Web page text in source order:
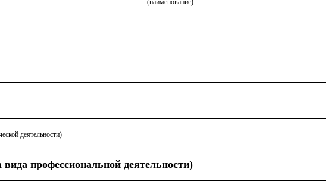
(наименование)
деятельности)
профессиональной деятельности)